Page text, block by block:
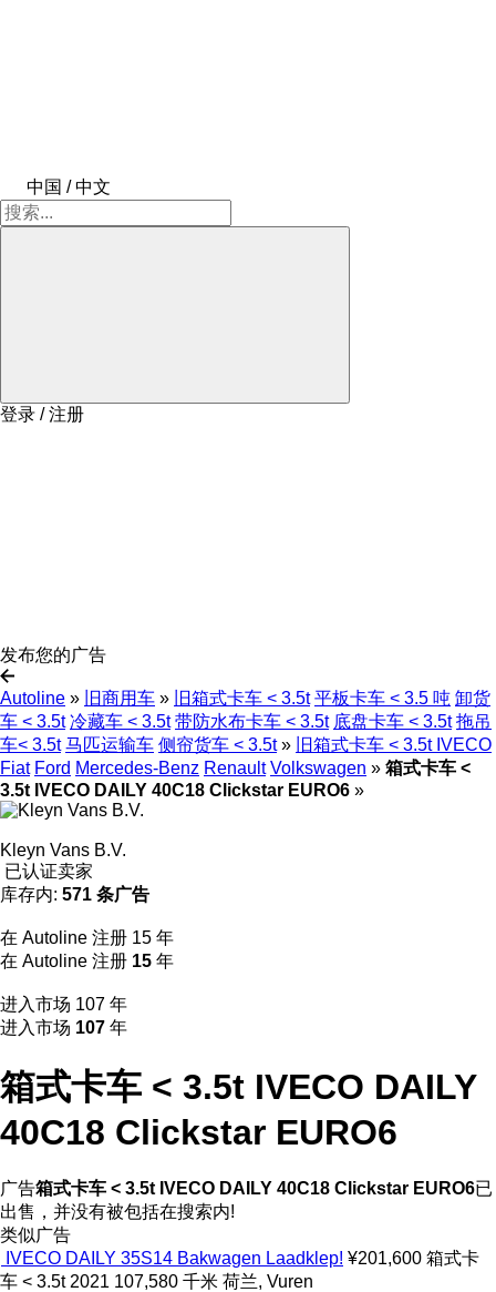
中国 / 中文
登录 / 注册
发布您的广告
Autoline » 旧商用车 » 旧箱式卡车 < 3.5t 平板卡车 < 3.5 吨 卸货
车 < 3.5t 冷藏车 < 3.5t 带防水布卡车 < 3.5t 底盘卡车 < 3.5t 拖吊
车< 3.5t 马匹运输车 侧帘货车 < 3.5t »
旧箱式卡车 < 3.5t IVECO
Fiat Ford Mercedes-Benz Renault Volkswagen » 箱式卡车 <
3.5t IVECO DAILY 40C18 Clickstar EURO6 »
Kleyn Vans B.V.
已认证卖家
库存内: 571 条广告
在 Autoline 注册 15 年
在 Autoline 注册 15 年
进入市场 107 年
进入市场 107 年
箱式卡车 < 3.5t IVECO DAILY
40C18 Clickstar EURO6
广告箱式卡车 < 3.5t IVECO DAILY 40C18 Clickstar EURO6已
出售，并没有被包括在搜索内!
类似广告
IVECO DAILY 35S14 Bakwagen Laadklep! ¥201,600 箱式卡
车 < 3.5t 2021 107,580 千米 荷兰, Vuren